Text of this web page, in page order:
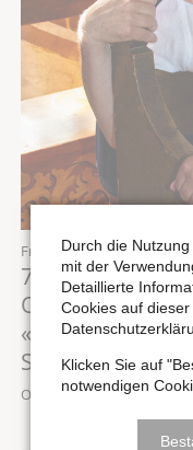
Freitag,14.08.2026 , 19:30
7. Konzert des
«MAGNIFICAT -
Sternenstaub»
Ort: Stadtkirche St.
Durch die
mit der
Detaillierte
Cookies auf
Klicken Sie auf
notwendigen